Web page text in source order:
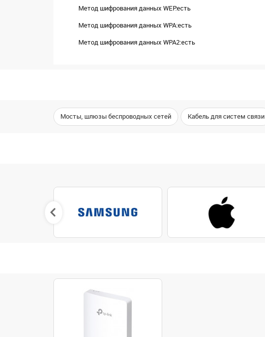
Метод шифрования данных WEP:есть
Метод шифрования данных WPA:есть
Метод шифрования данных WPA2:есть
Мосты, шлюзы беспроводных сетей Кабель для систем связи